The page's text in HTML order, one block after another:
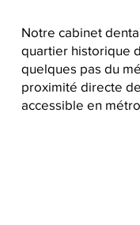
Notre cabinet
quartier historique
quelques pas du
proximité directe
accessible en